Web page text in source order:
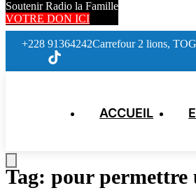
Soutenir Radio la Famille
VOTRE DON ICI
+228 91364242Carrefour 2 lions,
ACCUEIL
Tag: pour permettre